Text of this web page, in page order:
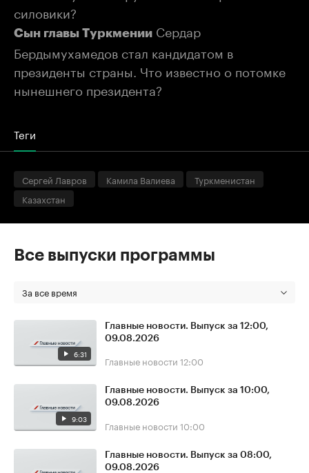
силовики?
Сын главы Туркмении Сердар
Бердымухамедов стал кандидатом в
президенты страны. Что известно о потомке
нынешнего президента?
Теги
Сергей Лавров Камила Валиева
Туркменистан
Казахстан
Все выпуски программы
За все время
6:31
Главные новости. Выпуск за 12:00,
09.08.2026
Главные новости 12:00
9:03
Главные новости. Выпуск за 10:00,
09.08.2026
Главные новости 10:00
Главные новости. Выпуск за 08:00,
09.08.2026